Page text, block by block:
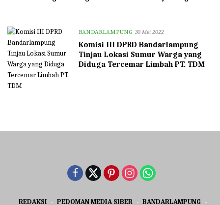
BANDARLAMPUNG 30 Mei 2022
Komisi III DPRD Bandarlampung
Tinjau Lokasi Sumur Warga yang
Diduga Tercemar Limbah PT. TDM
REDAKSI PEDOMAN MEDIA SIBER BANDARLAMPUNG